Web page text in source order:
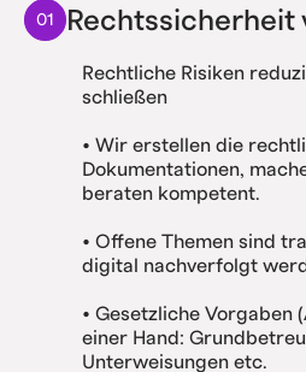
01 Rechtssicherheit
Rechtliche Risiken
schließen
• Wir erstellen die
Dokumentationen,
beraten kompetent.
• Offene Themen sind
digital nachverfolgt
• Gesetzliche Vorgaben
einer Hand:
Unterweisungen etc.